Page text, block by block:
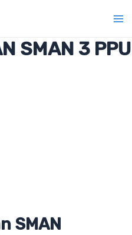
SMAN 3 PPU
SMAN